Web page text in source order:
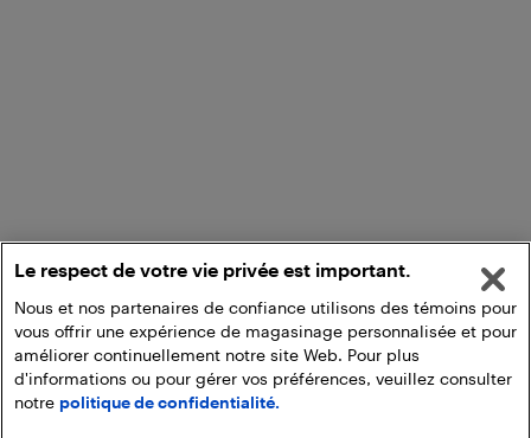
Ajouter au panier
Le respect de votre vie privée est important.
Nous et nos partenaires de confiance utilisons des témoins pour
vous offrir une expérience de magasinage personnalisée et pour
améliorer continuellement notre site Web. Pour plus
d'informations ou pour gérer vos préférences, veuillez consulter
notre politique de confidentialité.